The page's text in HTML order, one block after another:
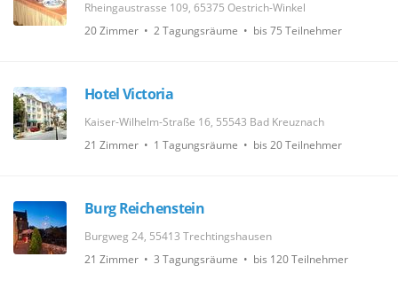
Rheingaustrasse 109, 65375 Oestrich-Winkel
20 Zimmer • 2 Tagungsräume • bis 75 Teilnehmer
Hotel Victoria
Kaiser-Wilhelm-Straße 16, 55543 Bad Kreuznach
21 Zimmer • 1 Tagungsräume • bis 20 Teilnehmer
Burg Reichenstein
Burgweg 24, 55413 Trechtingshausen
21 Zimmer • 3 Tagungsräume • bis 120 Teilnehmer